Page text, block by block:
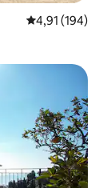
4,91 av 5 i
4,91 (194)